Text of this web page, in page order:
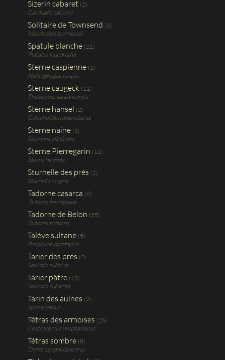
Sizerin cabaret (2)
Cardualis cabaret
Solitaire de Townsend (3)
Myadestes townsendi
Spatule blanche (21)
Platalea leucorodia
Sterne caspienne (1)
Hydroprogne caspia
Sterne caugeck (11)
Thalaseuss sandvicensis
Sterne hansel (2)
Gelochelidon macrotarsa
Sterne naine (3)
Sternuna albifrons
Sterne Pierregarin (11)
Sterna hirundo
Sturnelle des prés (2)
Sturnella magna
Tadorne casarca (8)
Tadorna ferruginea
Tadorne de Belon (35)
Tadorna tadorna
Talève sultane (5)
Porphyrio porphyrio
Tarier des prés (2)
Saxicola rubrica
Tarier pâtre (13)
Saxicola rubicola
Tarin des aulnes (9)
Spinus spinus
Tétras des armoises (26)
Centrocercus urophasianus
Tétras sombre (8)
Dendragapus obscurus